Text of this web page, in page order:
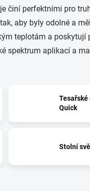
činí perfektními pro
aby byly odolné a
teplotám a poskytují
spektrum aplikací a
Tesařské
Quick
Stolní